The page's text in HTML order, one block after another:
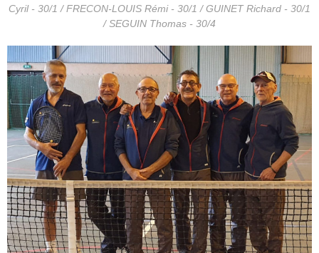
Cyril - 30/1 / FRECON-LOUIS Rémi - 30/1 / GUINET Richard - 30/1
/ SEGUIN Thomas - 30/4